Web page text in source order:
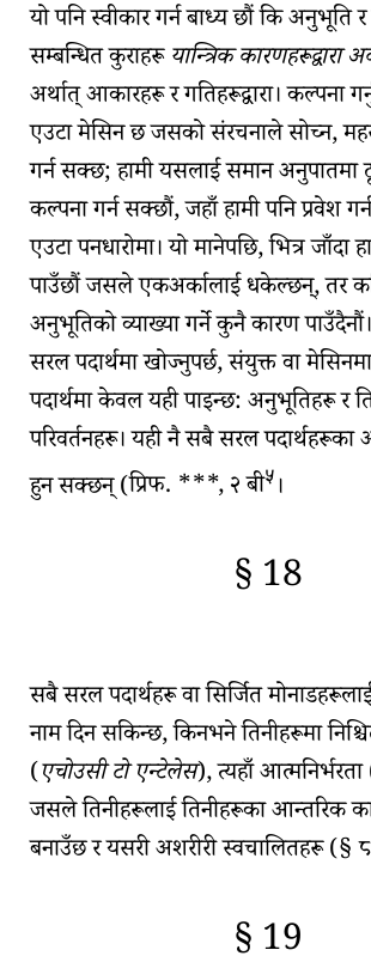
यो पनि स्वीकार गर्न बाध्य छौं किअनुभूति
सम्बन्धित कुराहरूयान्त्रिक कारणहरूद्वारा
अर्थात् आकारहरू र गतिहरूद्वारा। कल्पना
एउटा मेसिन छ जसको संरचनाले सोच्न,
गर्न सक्छ; हामी यसलाई समान अनुपातमा
कल्पना गर्न सक्छौं, जहाँ हामी पनि प्रवेश
एउटा पनधारोमा। यो मानेपछि, भित्र जाँदा
पाउँछौं जसले एकअर्कालाई धकेल्छन्, तर
अनुभूतिको व्याख्या गर्ने कुनै कारण
सरल पदार्थमा खोज्नुपर्छ, संयुक्त वा
पदार्थमा केवल यही पाइन्छ:अनुभूतिहरू र
परिवर्तनहरू। यही नै सबै सरल पदार्थहरूका
हुन सक्छन् (प्रिफ. ***, २ बी५।
§ 18
सबै सरल पदार्थहरू वासिर्जित मोनाडहरू
नाम दिन सकिन्छ, किनभने तिनीहरूमा
(एचोउसी टो एन्टेलेस), त्यहाँ
जसले तिनीहरूलाई तिनीहरूकाआन्तरिक
बनाउँछ र यसरीअशरीरी स्वचालितहरू(§
§ 19